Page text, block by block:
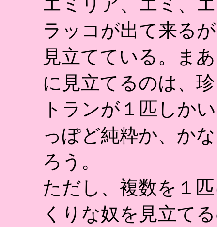
ラッコが出て来る
見立てている。ま
に見立てるのは、
トランが１匹しか
っぽど純粋か、か
ろう。
ただし、複数を１
くりな奴を見立て